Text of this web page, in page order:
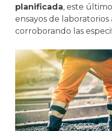
planificada, este
ensayos de laboratorios
corroborando las